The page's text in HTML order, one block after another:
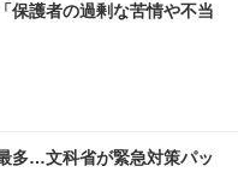
保護者の過剰な苦情や不当
多…文科省が緊急対策パッ